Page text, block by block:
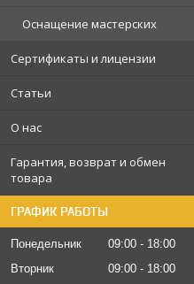
Оснащение мастерских
Сертификаты и лицензии
Статьи
О нас
Гарантия, возврат и обмен
товара
ГРАФИК РАБОТЫ
Понедельник 09:00
18:00
Вторник
09:00
18:00